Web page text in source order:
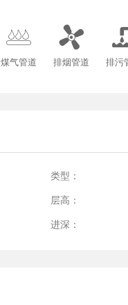

煤气管道

排烟管道 排污
类型：
层高：
进深：